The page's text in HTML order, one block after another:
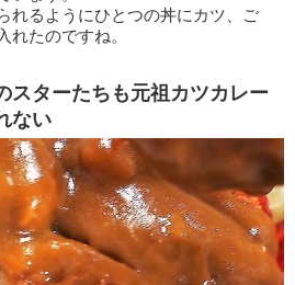
れるようにひとつの丼にカツ、ご
れたのですね。
スターたちも元祖カツカレー
ない